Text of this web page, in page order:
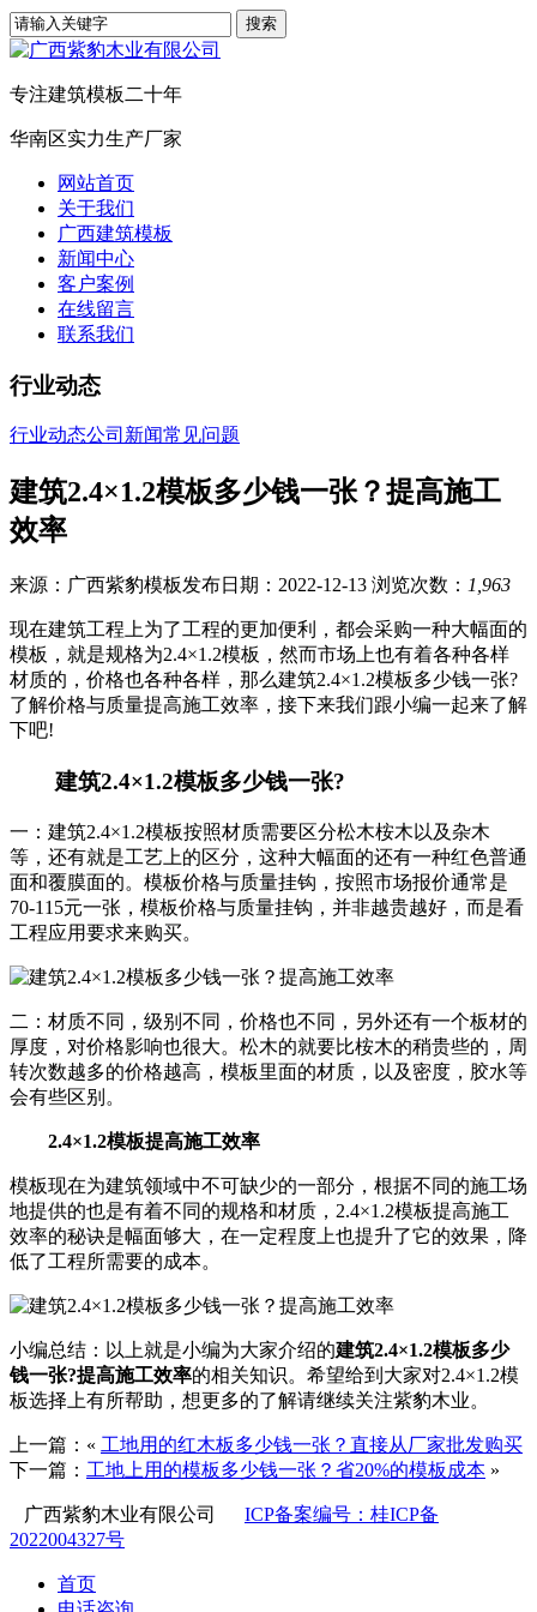
专注建筑模板二十年
华南区实力生产厂家
网站首页
关于我们
广西建筑模板
新闻中心
客户案例
在线留言
联系我们
行业动态
行业动态公司新闻常见问题
建筑2.4×1.2模板多少钱一张？提高施工
效率
来源：广西紫豹模板发布日期：2022-12-13 浏览次数： 1,963
现在建筑工程上为了工程的更加便利，都会采购一种大幅面的
模板，就是规格为2.4×1.2模板，然而市场上也有着各种各样
材质的，价格也各种各样，那么建筑2.4×1.2模板多少钱一张?
了解价格与质量提高施工效率，接下来我们跟小编一起来了解
下吧!
建筑2.4×1.2模板多少钱一张?
一：建筑2.4×1.2模板按照材质需要区分松木桉木以及杂木
等，还有就是工艺上的区分，这种大幅面的还有一种红色普通
面和覆膜面的。模板价格与质量挂钩，按照市场报价通常是
70-115元一张，模板价格与质量挂钩，并非越贵越好，而是看
工程应用要求来购买。
二：材质不同，级别不同，价格也不同，另外还有一个板材的
厚度，对价格影响也很大。松木的就要比桉木的稍贵些的，周
转次数越多的价格越高，模板里面的材质，以及密度，胶水等
会有些区别。
2.4×1.2模板提高施工效率
模板现在为建筑领域中不可缺少的一部分，根据不同的施工场
地提供的也是有着不同的规格和材质，2.4×1.2模板提高施工
效率的秘诀是幅面够大，在一定程度上也提升了它的效果，降
低了工程所需要的成本。
小编总结：以上就是小编为大家介绍的建筑2.4×1.2模板多少
钱一张?提高施工效率的相关知识。希望给到大家对2.4×1.2模
板选择上有所帮助，想更多的了解请继续关注紫豹木业。
上一篇：« 工地用的红木板多少钱一张？直接从厂家批发购买
下一篇： 工地上用的模板多少钱一张？省20%的模板成本 »
广西紫豹木业有限公司 ICP备案编号：桂ICP备
2022004327号
首页